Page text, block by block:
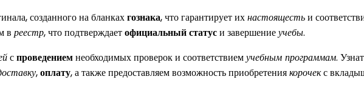
созданного на бланкахгознака, что гарантирует ихнастоящестьи
в реестр, что подтверждаетофициальный статуси завершениеучебы.
спроведениемнеобходимых проверок и соответствиемучебным программам.
,оплату, а также предоставляем возможность приобретениякорочекс